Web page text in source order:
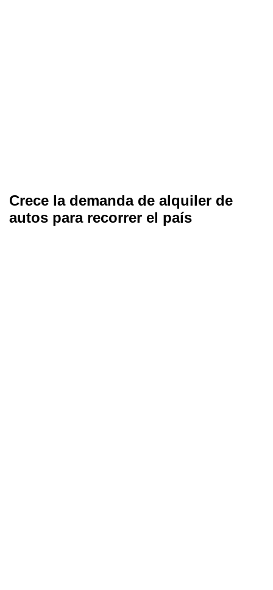
Crece la demanda de alquiler de
autos para recorrer el país